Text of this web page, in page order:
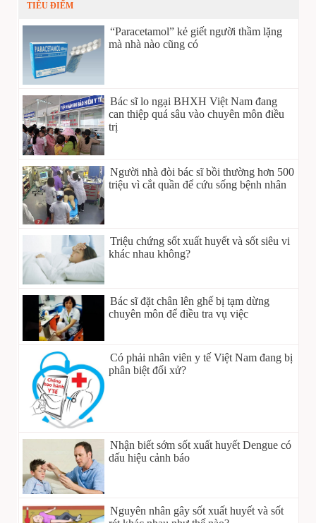
TIÊU ĐIỂM
“Paracetamol” kẻ giết người thầm lặng
mà nhà nào cũng có
Bác sĩ lo ngại BHXH Việt Nam đang
can thiệp quá sâu vào chuyên môn điều
trị
Người nhà đòi bác sĩ bồi thường hơn 500
triệu vì cắt quần để cứu sống bệnh nhân
Triệu chứng sốt xuất huyết và sốt siêu vi
khác nhau không?
Bác sĩ đặt chân lên ghế bị tạm dừng
chuyên môn để điều tra vụ việc
Có phải nhân viên y tế Việt Nam đang bị
phân biệt đối xử?
Nhận biết sớm sốt xuất huyết Dengue có
dấu hiệu cảnh báo
Nguyên nhân gây sốt xuất huyết và sốt